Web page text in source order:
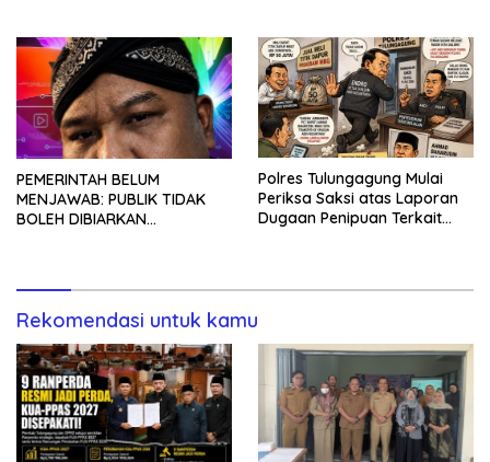
PEMERINTAH BELUM
MENJAWAB: PUBLIK TIDAK
BOLEH DIBIARKAN
Polres Tulungagung Mulai
Periksa Saksi atas Laporan
Dugaan Penipuan Terkait
Rekomendasi untuk kamu